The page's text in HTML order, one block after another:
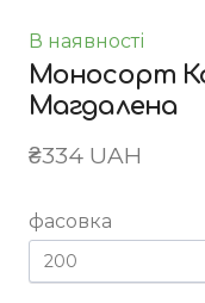
В наявності
Моносорт
Магдалена
₴334 UAH
фасовка